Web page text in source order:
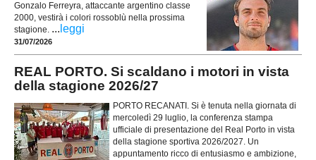
Gonzalo Ferreyra, attaccante argentino classe
2000, vestirà i colori rossoblù nella prossima
stagione. ... leggi
31/07/2026
REAL PORTO. Si scaldano i motori in vista
della stagione 2026/27
PORTO RECANATI. Si è tenuta nella giornata di
mercoledì 29 luglio, la conferenza stampa
ufficiale di presentazione del Real Porto in vista
della stagione sportiva 2026/2027. Un
appuntamento ricco di entusiasmo e ambizione,